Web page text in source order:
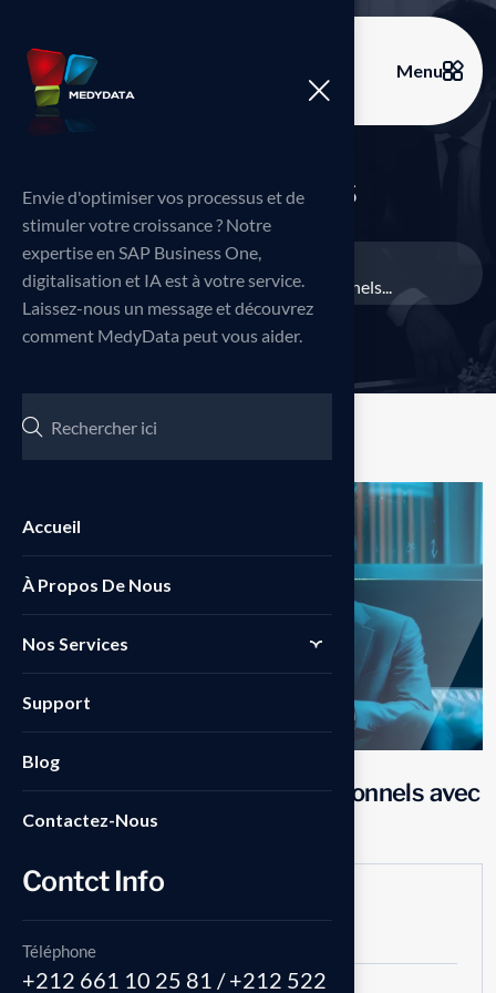
Menu
Envie d'optimiser vos processus et de
stimuler votre croissance ? Notre
expertise en SAP Business One,
digitalisation et IA est à votre service.
Laissez-nous un message et découvrez
comment MedyData peut vous aider.
Accueil
À Propos De Nous
Nos Services
Support
Blog
Contactez-Nous
Contct Info
Téléphone
+212 661 10 25 81 / +212 522
BlogDeta s
Home>Blog>Branding
Créez des documents professionnels...
Créez des documents professionnels avec
Crystal Reports
admin
Date Released